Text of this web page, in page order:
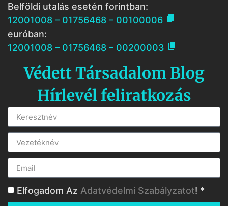
Belföldi utalás esetén forintban:
12001008 – 01756468 – 00100006 
euróban:
12001008 – 01756468 – 00200003 
Védett Társadalom Blog
Hírlevél feliratkozás
Elfogadom Az Adatvédelmi Szabályzatot! *